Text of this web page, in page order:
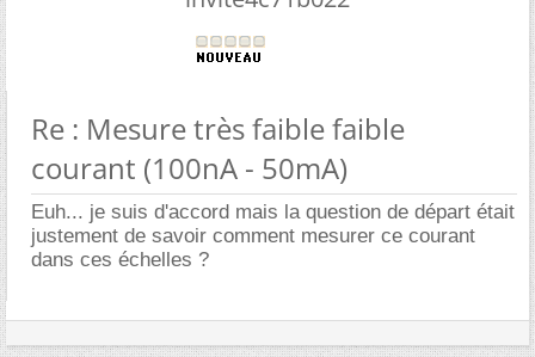
Re : Mesure très faible faible
courant (100nA - 50mA)
Euh... je suis d'accord mais la question de départ était
justement de savoir comment mesurer ce courant
dans ces échelles ?